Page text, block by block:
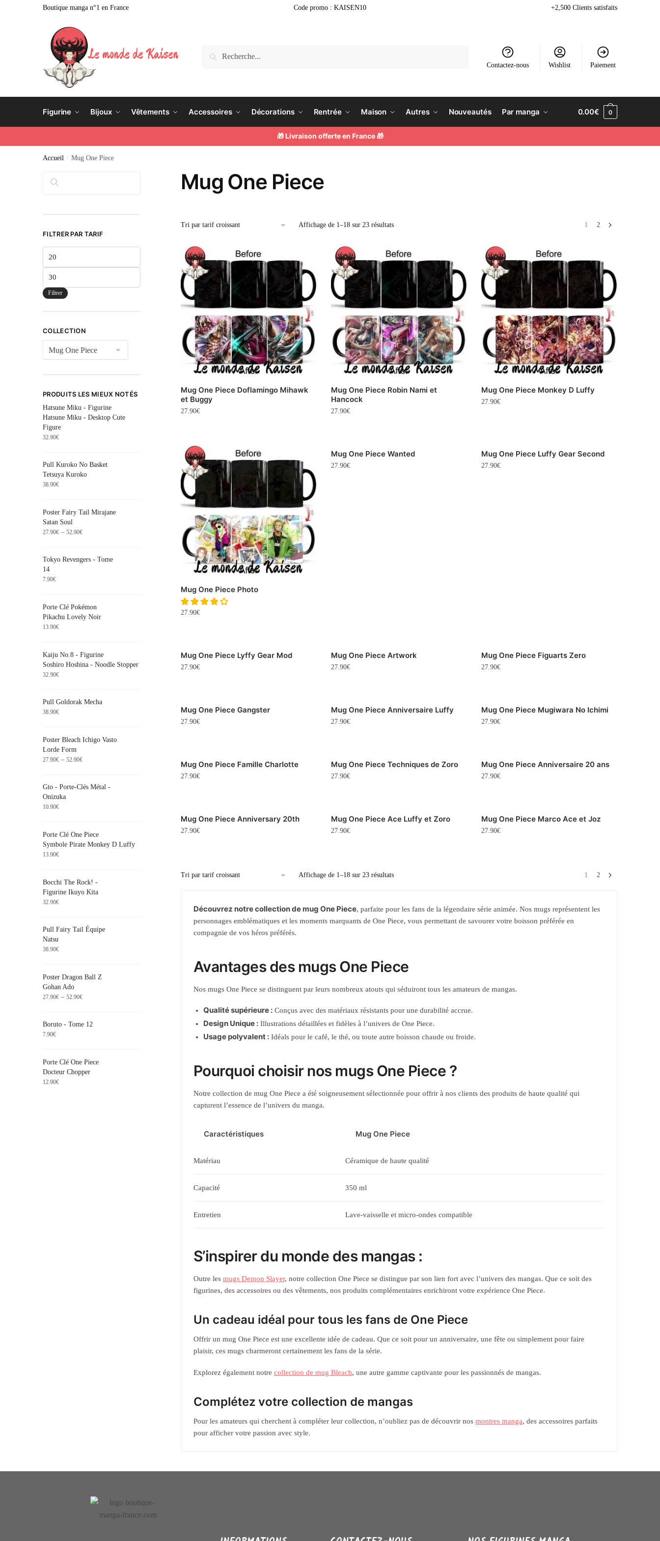
Boutique manga n°1 en France Code promo : KAISEN10 +2,500 Clients satisfaits
Recherche
Contactez-nous Wishlist Paiement
Figurine Bijoux Vêtements Accessoires Décorations Rentrée Maison Autres Nouveautés Par manga 0.00€ 0
🎁 Livraison offerte en France 🎁
Accueil / Mug One Piece
Mug One Piece
Affichage de 1–18 sur 23 résultats 1 2
Mug One Piece Doflamingo Mihawk
et Buggy
27.90€
Mug One Piece Robin Nami et
Hancock
27.90€
Mug One Piece Monkey D Luffy
27.90€
Mug One Piece Photo
27.90€
Mug One Piece Wanted
27.90€
Mug One Piece Luffy Gear Second
27.90€
Mug One Piece Lyffy Gear Mod
27.90€
Mug One Piece Artwork
27.90€
Mug One Piece Figuarts Zero
27.90€
Mug One Piece Gangster
27.90€
Mug One Piece Anniversaire Luffy
27.90€
Mug One Piece Mugiwara No Ichimi
27.90€
Mug One Piece Famille Charlotte
27.90€
Mug One Piece Techniques de Zoro
27.90€
Mug One Piece Anniversaire 20 ans
27.90€
Mug One Piece Anniversary 20th
27.90€
Mug One Piece Ace Luffy et Zoro
27.90€
Mug One Piece Marco Ace et Joz
27.90€
Affichage de 1–18 sur 23 résultats 1 2
Découvrez notre collection de mug One Piece, parfaite pour les fans de la légendaire série animée. Nos mugs représentent les
personnages emblématiques et les moments marquants de One Piece, vous permettant de savourer votre boisson préférée en
compagnie de vos héros préférés.
Avantages des mugs One Piece
Nos mugs One Piece se distinguent par leurs nombreux atouts qui séduiront tous les amateurs de mangas.
Qualité supérieure :Conçus avec des matériaux résistants pour une durabilité accrue.
Design Unique :Illustrations détaillées et fidèles à l’univers de One Piece.
Usage polyvalent :Idéals pour le café, le thé, ou toute autre boisson chaude ou froide.
Pourquoi choisir nos mugs One Piece ?
Notre collection de mug One Piece a été soigneusement sélectionnée pour offrir à nos clients des produits de haute qualité qui
capturent l’essence de l’univers du manga.
Caractéristiques Mug One Piece
Matériau Céramique de haute qualité
Capacité 350 ml
Entretien Lave-vaisselle et micro-ondes compatible
S’inspirer du monde des mangas :
Outre les mugs Demon Slayer, notre collection One Piece se distingue par son lien fort avec l’univers des mangas. Que ce soit des
figurines, des accessoires ou des vêtements, nos produits complémentaires enrichiront votre expérience One Piece.
Un cadeau idéal pour tous les fans de One Piece
Offrir un mug One Piece est une excellente idée de cadeau. Que ce soit pour un anniversaire, une fête ou simplement pour faire
plaisir, ces mugs charmeront certainement les fans de la série.
Explorez également notre collection de mug Bleach, une autre gamme captivante pour les passionnés de mangas.
Complétez votre collection de mangas
Pour les amateurs qui cherchent à compléter leur collection, n’oubliez pas de découvrir nos montres manga, des accessoires parfaits
pour afficher votre passion avec style.
Rechercher
FILTRER PAR TARIF
Filtrer
COLLECTION
PRODUITS LES MIEUX NOTÉS
Hatsune Miku - Figurine
Hatsune Miku - Desktop Cute
Figure
32.90€
Pull Kuroko No Basket
Tetsuya Kuroko
38.90€
Poster Fairy Tail Mirajane
Satan Soul
27.90€ – 52.90€
Tokyo Revengers - Tome
14
7.90€
Porte Clé Pokémon
Pikachu Lovely Noir
13.90€
Kaiju No.8 - Figurine
Soshiro Hoshina - Noodle Stopper
32.90€
Pull Goldorak Mecha
38.90€
Poster Bleach Ichigo Vasto
Lorde Form
27.90€ – 52.90€
Gto - Porte-Clés Métal -
Onizuka
10.90€
Porte Clé One Piece
Symbole Pirate Monkey D Luffy
13.90€
Bocchi The Rock! -
Figurine Ikuyo Kita
32.90€
Pull Fairy Tail Équipe
Natsu
38.90€
Poster Dragon Ball Z
Gohan Ado
27.90€ – 52.90€
Boruto - Tome 12
7.90€
Porte Clé One Piece
Docteur Chopper
12.90€